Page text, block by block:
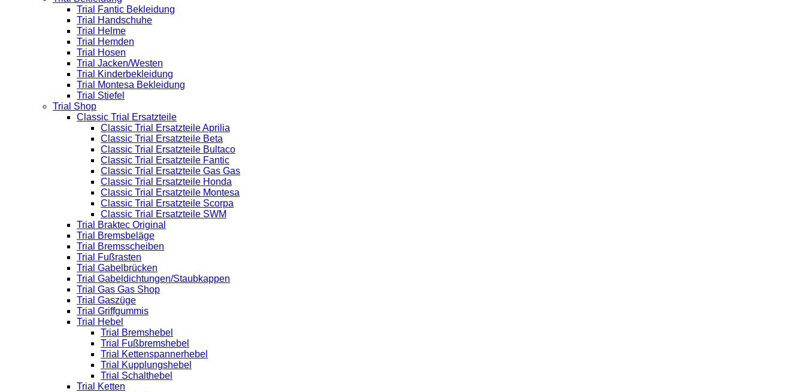
Trial Fantic Bekleidung
Trial Handschuhe
Trial Helme
Trial Hemden
Trial Hosen
Trial Jacken/Westen
Trial Kinderbekleidung
Trial Montesa Bekleidung
Trial Stiefel
Trial Shop
Classic Trial Ersatzteile
Classic Trial Ersatzteile Aprilia
Classic Trial Ersatzteile Beta
Classic Trial Ersatzteile Bultaco
Classic Trial Ersatzteile Fantic
Classic Trial Ersatzteile Gas Gas
Classic Trial Ersatzteile Honda
Classic Trial Ersatzteile Montesa
Classic Trial Ersatzteile Scorpa
Classic Trial Ersatzteile SWM
Trial Braktec Original
Trial Bremsbeläge
Trial Bremsscheiben
Trial Fußrasten
Trial Gabelbrücken
Trial Gabeldichtungen/Staubkappen
Trial Gas Gas Shop
Trial Gaszüge
Trial Griffgummis
Trial Hebel
Trial Bremshebel
Trial Fußbremshebel
Trial Kettenspannerhebel
Trial Kupplungshebel
Trial Schalthebel
Trial Ketten